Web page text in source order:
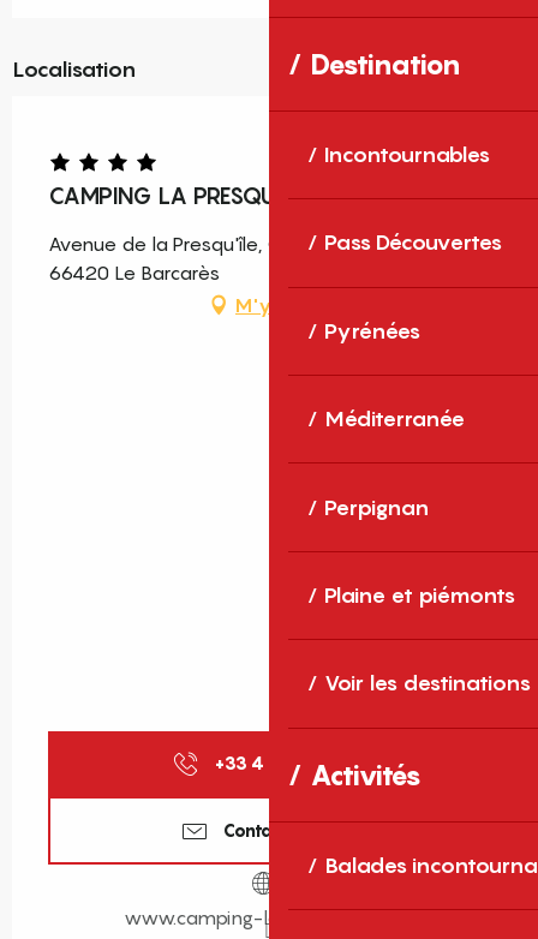
Destination
Incontournables
Pass Découvertes
Pyrénées
Méditerranée
Perpignan
Plaine et piémonts
Voir les destinations
Activités
Balades
Localisation
CAMPING LA PRESQU'ILE DU BARCARES
Avenue de la Presqu'île, Quartier La Presqu'île,
66420 Le Barcarès
M'y rendre
+33 4 68 86 12 ▒▒
Contactez-nous
www.camping-la-presquile.com